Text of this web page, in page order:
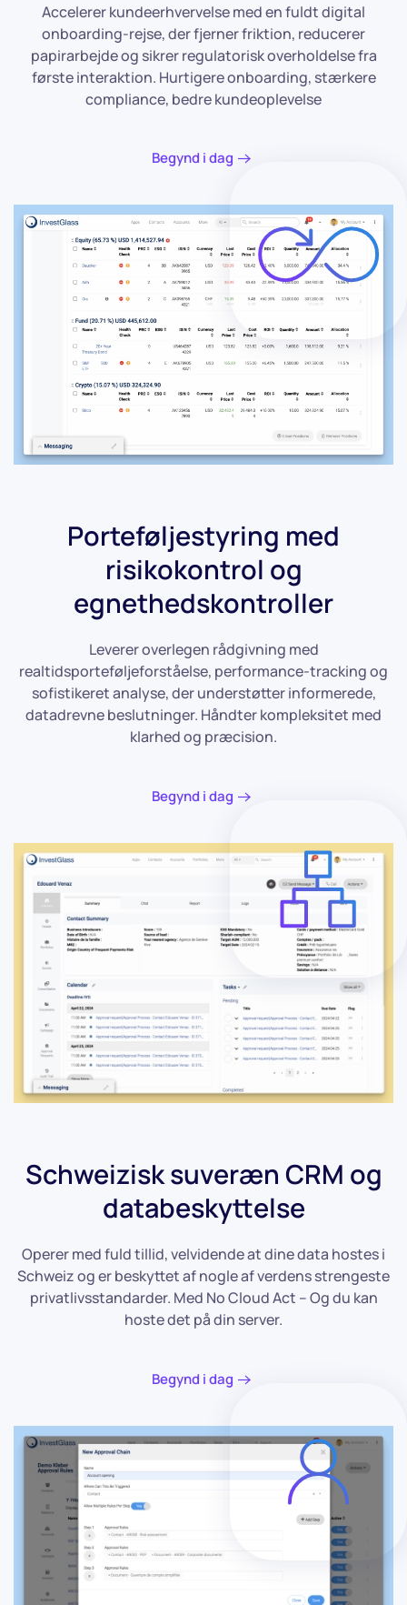
Accelerer kundeerhvervelse med en fuldt digital
onboarding-rejse, der fjerner friktion, reducerer
papirarbejde og sikrer regulatorisk overholdelse fra
første interaktion. Hurtigere onboarding, stærkere
compliance, bedre kundeoplevelse
Begynd i dag
Porteføljestyring med
risikokontrol og
egnethedskontroller
Leverer overlegen rådgivning med
realtidsporteføljeforståelse, performance-tracking og
sofistikeret analyse, der understøtter informerede,
datadrevne beslutninger. Håndter kompleksitet med
klarhed og præcision.
Begynd i dag
Schweizisk suveræn CRM og
databeskyttelse
Operer med fuld tillid, velvidende at dine data hostes i
Schweiz og er beskyttet af nogle af verdens strengeste
privatlivsstandarder. Med No Cloud Act – Og du kan
hoste det på din server.
Begynd i dag